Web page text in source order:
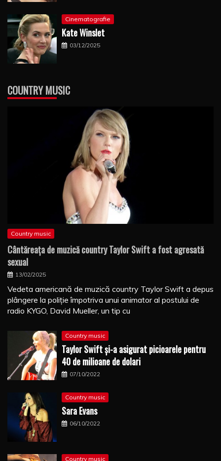
Cinematografie
Kate Winslet
03/12/2025
COUNTRY MUSIC
Country music
Cântăreaţa de muzică country Taylor Swift a fost agresată
sexual
13/02/2025
Vedeta americană de muzică country Taylor Swift a depus
plângere la poliţie împotriva unui animator al postului de
radio KYGO, David Mueller, un tip cu
Country music
Taylor Swift şi-a asigurat picioarele pentru
40 de milioane de dolari
07/10/2022
Country music
Sara Evans
06/10/2022
Country music